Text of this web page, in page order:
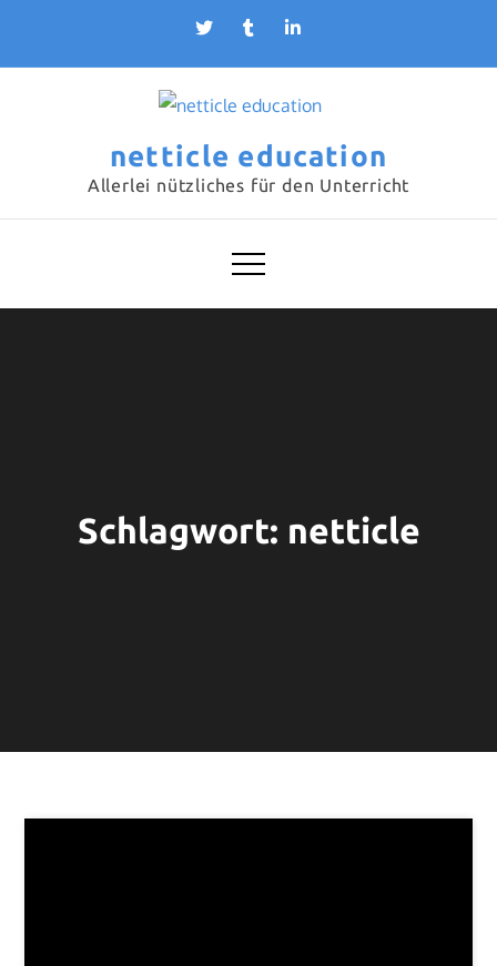
netticle education
Allerlei nützliches für den Unterricht
Schlagwort: netticle